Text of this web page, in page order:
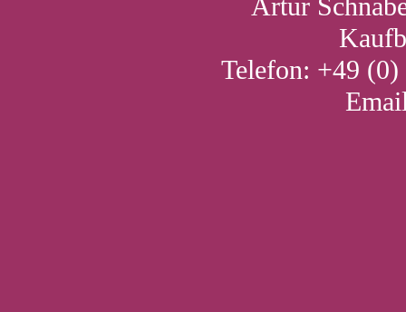
Artur
Telefon: +49